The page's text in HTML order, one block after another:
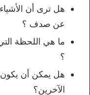
هل ترى أن
عن صدف ؟
ما هي اللحظة
؟
هل يمكن أن يكون
الآخرين؟